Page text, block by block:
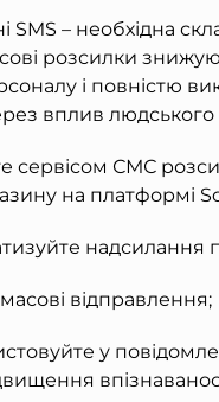
SMS – необхідна
розсилки
і повністю
вплив людського
сервісом СМС
на платформі
надсилання
відправлення;
у